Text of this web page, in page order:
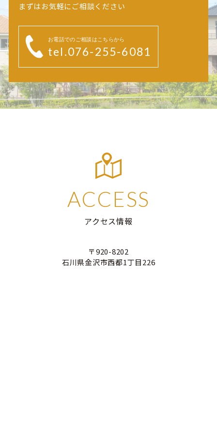
まずはお気軽にご相談ください
お電話でのご相談はこちらから
tel.076-255-6081
ACCESS
アクセス情報
〒920-8202
石川県金沢市西都1丁目226